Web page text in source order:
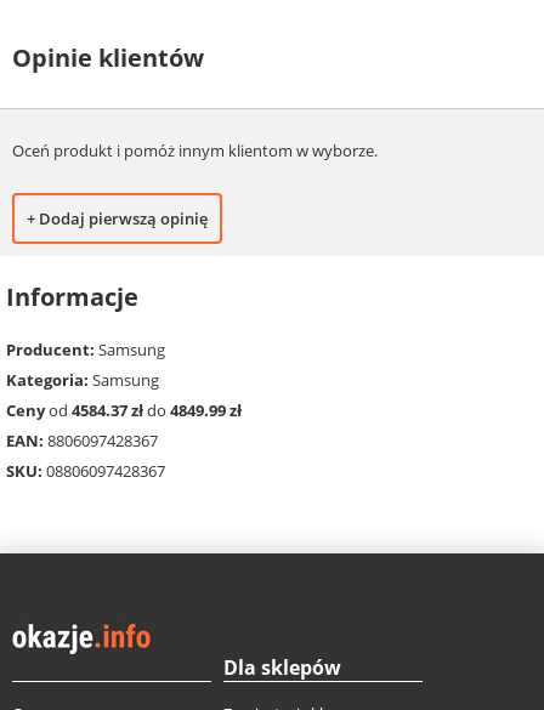
Opinie klientów
Oceń produkt i pomóż innym klientom w wyborze.
+ Dodaj pierwszą opinię
Informacje
Producent: Samsung
Kategoria: Samsung
Cenyod 4584.37 złdo 4849.99 zł
EAN: 8806097428367
SKU: 08806097428367
Dla sklepów